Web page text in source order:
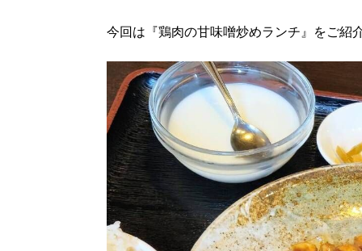
今回は『鶏肉の甘味噌炒めランチ』をご紹